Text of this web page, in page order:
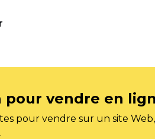
pour vendre en
pour vendre sur un site